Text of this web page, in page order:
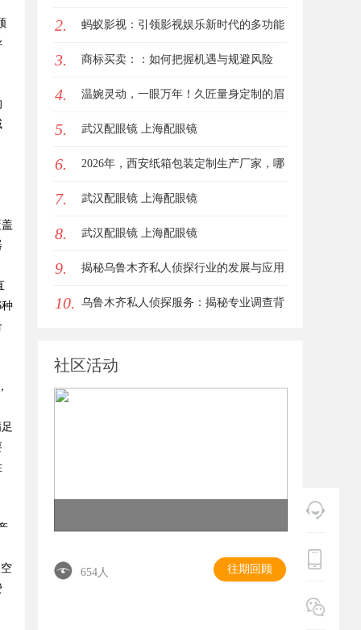
首选平台详解
2. 蚂蚁影视：引领影视娱乐新时代的多功能
平台解析
3. 商标买卖：：如何把握机遇与规避风险
4. 温婉灵动，一眼万年！久匠量身定制的眉
眼唇，才是你整张脸的点睛之笔！淡颜系
女生的气质加分项
5. 武汉配眼镜 上海配眼镜
6. 2026年，西安纸箱包装定制生产厂家，哪
家才是你的优质之选？
7. 武汉配眼镜 上海配眼镜
8. 武汉配眼镜 上海配眼镜
9. 揭秘乌鲁木齐私人侦探行业的发展与应用
前景
10. 乌鲁木齐私人侦探服务：揭秘专业调查背
社区活动
654人 往期回顾